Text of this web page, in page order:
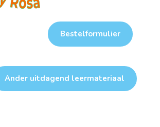
Bestelformulier
Ander uitdagend leermateriaal